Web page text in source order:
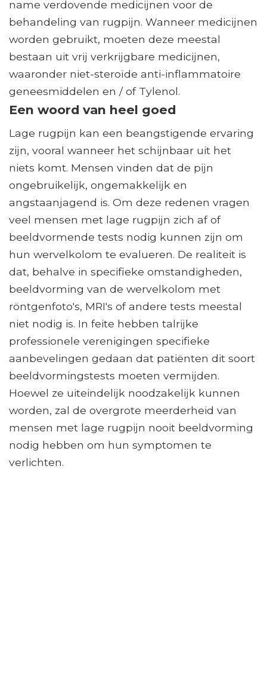
name verdovende medicijnen voor de
behandeling van rugpijn. Wanneer medicijnen
worden gebruikt, moeten deze meestal
bestaan ​​uit vrij verkrijgbare medicijnen,
waaronder niet-steroïde anti-inflammatoire
geneesmiddelen en / of Tylenol.
Een woord van heel goed
Lage rugpijn kan een beangstigende ervaring
zijn, vooral wanneer het schijnbaar uit het
niets komt. Mensen vinden dat de pijn
ongebruikelijk, ongemakkelijk en
angstaanjagend is. Om deze redenen vragen
veel mensen met lage rugpijn zich af of
beeldvormende tests nodig kunnen zijn om
hun wervelkolom te evalueren. De realiteit is
dat, behalve in specifieke omstandigheden,
beeldvorming van de wervelkolom met
röntgenfoto's, MRI's of andere tests meestal
niet nodig is. In feite hebben talrijke
professionele verenigingen specifieke
aanbevelingen gedaan dat patiënten dit soort
beeldvormingstests moeten vermijden.
Hoewel ze uiteindelijk noodzakelijk kunnen
worden, zal de overgrote meerderheid van
mensen met lage rugpijn nooit beeldvorming
nodig hebben om hun symptomen te
verlichten.